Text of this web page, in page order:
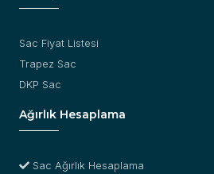
Sac Fiyat Listesi
Trapez Sac
DKP Sac
Ağırlık Hesaplama
Sac Ağırlık Hesaplama